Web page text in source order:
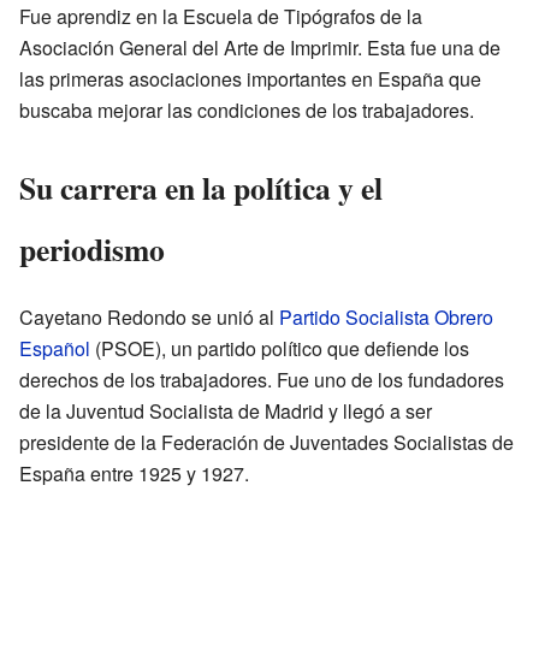
Fue aprendiz en la Escuela de Tipógrafos de la
Asociación General del Arte de Imprimir. Esta fue una de
las primeras asociaciones importantes en España que
buscaba mejorar las condiciones de los trabajadores.
Su carrera en la política y el
periodismo
Cayetano Redondo se unió al Partido Socialista Obrero
Español (PSOE), un partido político que defiende los
derechos de los trabajadores. Fue uno de los fundadores
de la Juventud Socialista de Madrid y llegó a ser
presidente de la Federación de Juventades Socialistas de
España entre 1925 y 1927.